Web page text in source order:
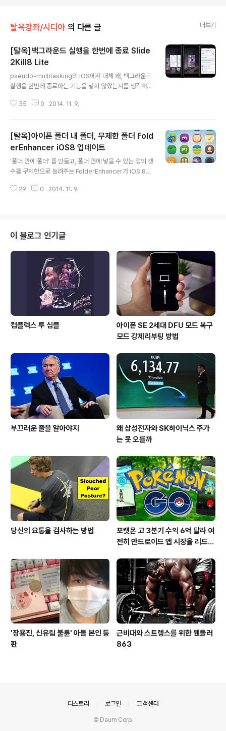
탈옥강좌/시디아 의 다른 글 더보기
[탈옥]백그라운드 실행을 한번에 종료 Slide
2Kill8 Lite
pseudo-multitasking의 iOS에서 대체 왜, 백그라운드
실행을 한번에 종료하는 기능을 넣지 않았는지를 생각해보
니다. 지금이야 안드로이드도 iOS 못지 않은, 특히 롤리팝
과 OS 성능을 갖습니다만, 적어도 안드로이드 4.4 킷캣 이
전까지는 iOS 보다 못했다는 입장입니다. 백도어의 여지를
둘 수 있고, 실제로 멜웨어로 인한 금융피해 등이 빈번함에
도 안드로이드가 real-multitasking을 유지하는 것은, i
극복하기 위해서, 사람들이 늘 ..
35 0 2014. 11. 9.
[탈옥]아이폰 폴더 내 폴더, 무제한 폴더 Fold
erEnhancer iOS8 업데이트
'폴더 안에 폴더' 를 만들고, 폴더 안에 넣을 수 있는 앱의 갯
수를 무제한으로 늘려주는 FolderEnhancer가 iOS 8로
존 구매자들에게 무료로 제공되어 Cydia를 통해서 업데이
er의 기능을 제공하여 Springtomize 3와 중복되는 기능
입니다만, 개발자가 참 오래도 지원해주네요. 개발자의 유
명 시디아 트윅으로는 MultiIconMover, CrashReport
er, ShowCase 가 있고, 주요 기능은 아래와 같습니다. N
29 0 2014. 11. 9.
이 블로그 인기글
컴플렉스 투 심플
아이폰 SE 2세대 DFU 모드 복구
모드 강제리부팅 방법
부끄러운 줄을 알아야지
왜 삼성전자와 SK하이닉스 주가
는 못 오를까
당신의 요통을 검사하는 방법
포캣몬 고 3분기 수익 6억 달라 여
전히 안드로이드 앱 시장을 리드
'장용진, 신유림 불륜' 아들 본인 등
판
근비대와 스트렝스를 위한 웬들러
863
티스토리 로그인 고객센터
© Daum Corp.